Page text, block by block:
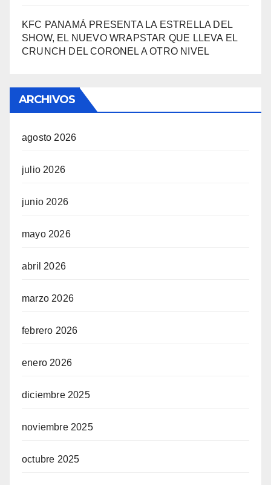
KFC PANAMÁ PRESENTA LA ESTRELLA DEL
SHOW, EL NUEVO WRAPSTAR QUE LLEVA EL
CRUNCH DEL CORONEL A OTRO NIVEL
ARCHIVOS
agosto 2026
julio 2026
junio 2026
mayo 2026
abril 2026
marzo 2026
febrero 2026
enero 2026
diciembre 2025
noviembre 2025
octubre 2025